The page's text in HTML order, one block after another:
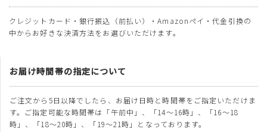
クレジットカード・銀行振込（前払い）・Amazonペイ・代金引換の
中からお好きな決済方法をお選びいただけます。
お届け時間帯の指定について
ご注文から5日以降でしたら、お届け日時と時間帯をご指定いただけま
す。ご指定可能な時間帯は「午前中」、「14～16時」、「16～18
時」、「18～20時」、「19～21時」となっております。